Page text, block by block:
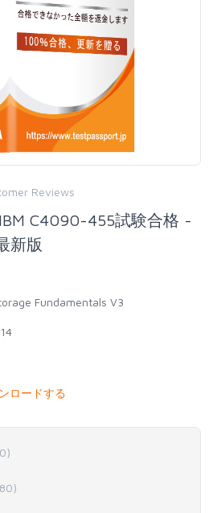
Reviews
C4090-455試験合格 -
新版
Fundamentals V3
ロードする
)
)